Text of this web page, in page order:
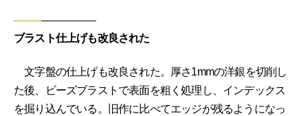
ブラスト仕上げも改良された
文字盤の仕上げも改良された。厚さ1mmの洋銀を切削し
た後、ビーズブラストで表面を粗く処理し、インデックス
を掘り込んでいる。旧作に比べてエッジが残るようになっ